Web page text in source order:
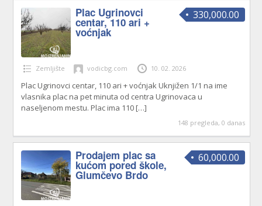
330,000.00
Plac Ugrinovci
centar, 110 ari +
voćnjak
Zemljište vodicbg.com 10. 02. 2026
Plac Ugrinovci centar, 110 ari + voćnjak Uknjižen 1/1 na ime
vlasnika plac na pet minuta od centra Ugrinovaca u
naseljenom mestu. Plac ima 110 […]
148 pregleda, 0 danas
60,000.00
Prodajem plac sa
kućom pored škole,
Glumčevo Brdo